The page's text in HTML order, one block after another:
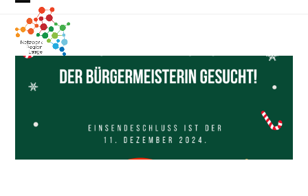
Skip
content
Open
mobile
menu
Close
mobile
menu